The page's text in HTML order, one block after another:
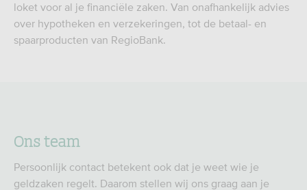
loket voor al je financiële zaken. Van onafhankelijk advies
over hypotheken en verzekeringen, tot de betaal- en
spaarproducten van RegioBank.
Ons team
Persoonlijk contact betekent ook dat je weet wie je
geldzaken regelt. Daarom stellen wij ons graag aan je